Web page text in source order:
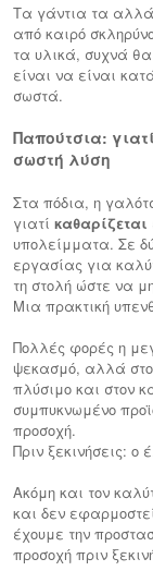
Τα γάντια τα
από καιρό
τα υλικά, συχνά θα
είναι να είναι
σωστά.
Παπούτσια:
σωστή λύση
Στα πόδια, η
γιατί καθαρίζεται
υπολείμματα. Σε
εργασίας για
τη στολή ώστε να
Μια πρακτική
Πολλές φορές η
ψεκασμό, αλλά στο
πλύσιμο και στον
συμπυκνωμένο
προσοχή.
Πριν ξεκινήσεις:
Ακόμη και τον
και δεν
έχουμε την
προσοχή πριν